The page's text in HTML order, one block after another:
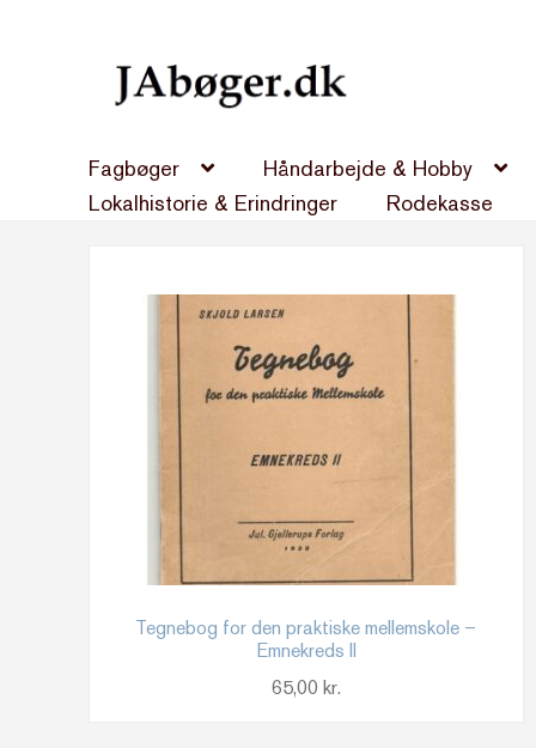
Spring
Spring
Fagbøger
Håndarbejde & Hobby
Lokalhistorie & Erindringer
Rodekasse
Tegnebog for den praktiske mellemskole –
Emnekreds II
65,00 kr.